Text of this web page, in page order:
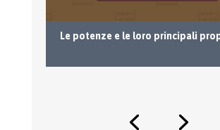
Le potenze e le loro principali